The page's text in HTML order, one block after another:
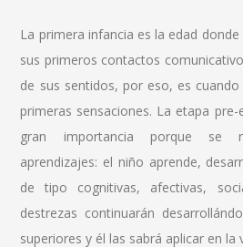
La primera infancia es la edad
sus primeros contactos
de sus sentidos, por eso, es
primeras sensaciones. La etapa
gran importancia porque se
aprendizajes: el niño aprende,
de tipo cognitivas, afectivas,
destrezas continuarán
superiores y él las sabrá aplicar en la